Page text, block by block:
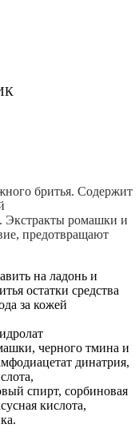
бритья. Содержит
Экстракты ромашки и
предотвращают
на ладонь и
остатки средства
за кожей
черного тмина и
динатрия,
спирт, сорбиновая
кислота,